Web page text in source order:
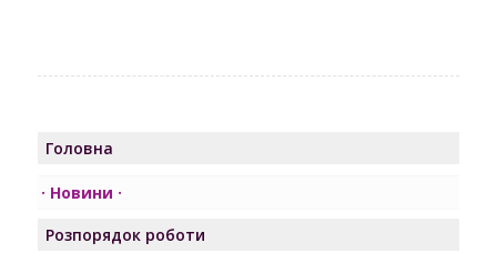
Головна
Новини
Розпорядок роботи